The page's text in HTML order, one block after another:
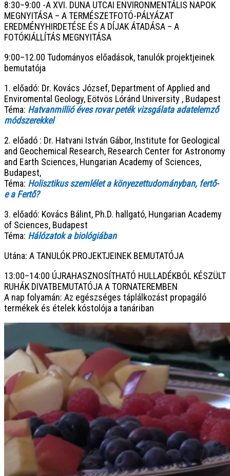
8:30–9:00 -A XVI. DUNA UTCAI ENVIRONMENTÁLIS NAPOK
MEGNYITÁSA – A TERMÉSZETFOTÓ-PÁLYÁZAT
EREDMÉNYHIRDETÉSE ÉS A DÍJAK ÁTADÁSA – A
FOTÓKIÁLLÍTÁS MEGNYITÁSA
9:00–12.00 Tudományos előadások, tanulók projektjeinek
bemutatója
1. előadó: Dr. Kovács József, Department of Applied and
Enviromental Geology, Eötvös Lóránd University , Budapest
Téma: Hatvanmillió éves rovar peték vizsgálata adatelemző
módszerekkel
2. előadó : Dr. Hatvani István Gábor, Institute for Geological
and Geochemical Research, Research Center for Astronomy
and Earth Sciences, Hungarian Academy of Sciences,
Budapest,
Téma: Holisztikus szemlélet a könyezettudományban, fertő-
e a Fertő?
3. előadó: Kovács Bálint, Ph.D. hallgató, Hungarian Academy
of Sciences, Budapest
Téma: Hálózatok a biológiában
Utána: A TANULÓK PROJEKTJEINEK BEMUTATÓJA
13:00–14:00 ÚJRAHASZNOSÍTHATÓ HULLADÉKBÓL KÉSZÜLT
RUHÁK DIVATBEMUTATÓJA A TORNATEREMBEN
A nap folyamán: Az egészséges táplálkozást propagáló
termékek és ételek kóstolója a tanáriban